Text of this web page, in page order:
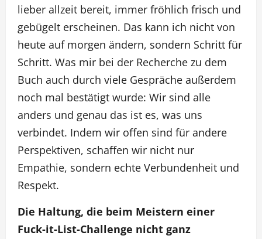
lieber allzeit bereit, immer fröhlich frisch und
gebügelt erscheinen. Das kann ich nicht von
heute auf morgen ändern, sondern Schritt für
Schritt. Was mir bei der Recherche zu dem
Buch auch durch viele Gespräche außerdem
noch mal bestätigt wurde: Wir sind alle
anders und genau das ist es, was uns
verbindet. Indem wir offen sind für andere
Perspektiven, schaffen wir nicht nur
Empathie, sondern echte Verbundenheit und
Respekt.
Die Haltung, die beim Meistern einer
Fuck-it-List-Challenge nicht ganz